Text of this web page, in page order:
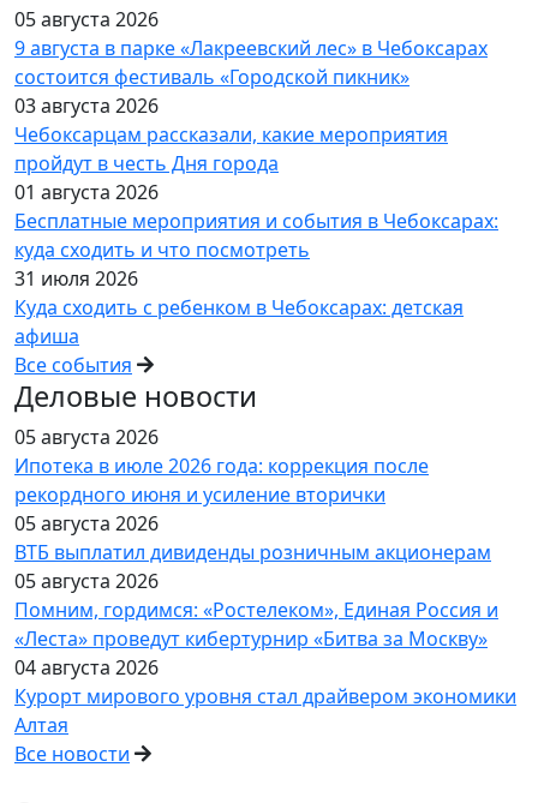
05 августа 2026
9 августа в парке «Лакреевский лес» в Чебоксарах
состоится фестиваль «Городской пикник»
03 августа 2026
Чебоксарцам рассказали, какие мероприятия
пройдут в честь Дня города
01 августа 2026
Бесплатные мероприятия и события в Чебоксарах:
куда сходить и что посмотреть
31 июля 2026
Куда сходить с ребенком в Чебоксарах: детская
афиша
Все события
Деловые новости
05 августа 2026
Ипотека в июле 2026 года: коррекция после
рекордного июня и усиление вторички
05 августа 2026
ВТБ выплатил дивиденды розничным акционерам
05 августа 2026
Помним, гордимся: «Ростелеком», Единая Россия и
«Леста» проведут кибертурнир «Битва за Москву»
04 августа 2026
Курорт мирового уровня стал драйвером экономики
Алтая
Все новости